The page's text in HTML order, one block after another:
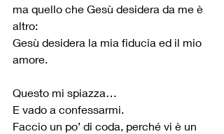
ma quello che Gesù desidera da me è
altro:
Gesù desidera la mia fiducia ed il mio
amore.
Questo mi spiazza…
E vado a confessarmi.
Faccio un po’ di coda, perché vi è un